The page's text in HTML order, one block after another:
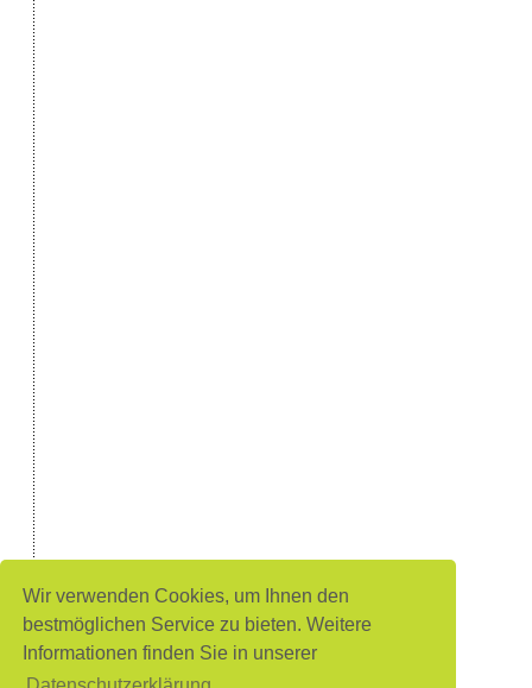
Wir verwenden Cookies, um Ihnen den
bestmöglichen Service zu bieten. Weitere
Informationen finden Sie in unserer